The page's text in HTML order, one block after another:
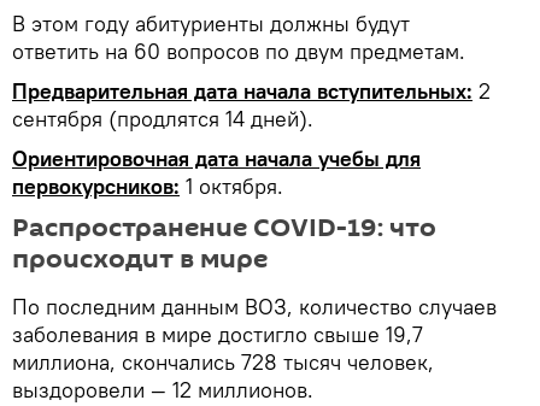
В этом году абитуриенты должны будут
ответить на 60 вопросов по двум предметам.
Предварительная дата начала вступительных: 2
сентября (продлятся 14 дней).
Ориентировочная дата начала учебы для
первокурсников: 1 октября.
Распространение COVID-19: что
происходит в мире
По последним данным ВОЗ, количество случаев
заболевания в мире достигло свыше 19,7
миллиона, скончались 728 тысяч человек,
выздоровели — 12 миллионов.